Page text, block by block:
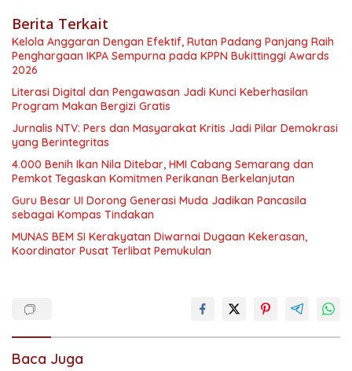
Berita Terkait
Kelola Anggaran Dengan Efektif, Rutan Padang Panjang Raih
Penghargaan IKPA Sempurna pada KPPN Bukittinggi Awards
2026
Literasi Digital dan Pengawasan Jadi Kunci Keberhasilan
Program Makan Bergizi Gratis
Jurnalis NTV: Pers dan Masyarakat Kritis Jadi Pilar Demokrasi
yang Berintegritas
4.000 Benih Ikan Nila Ditebar, HMI Cabang Semarang dan
Pemkot Tegaskan Komitmen Perikanan Berkelanjutan
Guru Besar UI Dorong Generasi Muda Jadikan Pancasila
sebagai Kompas Tindakan
MUNAS BEM SI Kerakyatan Diwarnai Dugaan Kekerasan,
Koordinator Pusat Terlibat Pemukulan
Baca Juga